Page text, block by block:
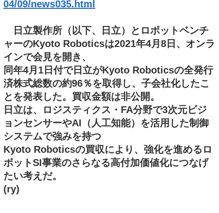
04/09/news035.html
日立製作所（以下、日立）とロボットベンチ
ャーのKyoto Roboticsは2021年4月8日、オンラ
インで会見を開き、
同年4月1日付で日立がKyoto Roboticsの全発行
済株式総数の約96％を取得し、子会社化したこ
とを発表した。買収金額は非公開。
日立は、ロジスティクス・FA分野で3次元ビジ
ョンセンサーやAI（人工知能）を活用した制御
システムで強みを持つ
Kyoto Roboticsの買収により、強化を進めるロ
ボットSI事業のさらなる高付加価値化につなげ
たい考えだ。
(ry)